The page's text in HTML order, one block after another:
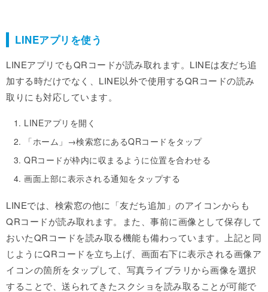
LINEアプリを使う
LINEアプリでもQRコードが読み取れます。LINEは友だち追
加する時だけでなく、LINE以外で使用するQRコードの読み
取りにも対応しています。
LINEアプリを開く
「ホーム」→検索窓にあるQRコードをタップ
QRコードが枠内に収まるように位置を合わせる
画面上部に表示される通知をタップする
LINEでは、検索窓の他に「友だち追加」のアイコンからも
QRコードが読み取れます。また、事前に画像として保存して
おいたQRコードを読み取る機能も備わっています。上記と同
じようにQRコードを立ち上げ、画面右下に表示される画像ア
イコンの箇所をタップして、写真ライブラリから画像を選択
することで、送られてきたスクショを読み取ることが可能で